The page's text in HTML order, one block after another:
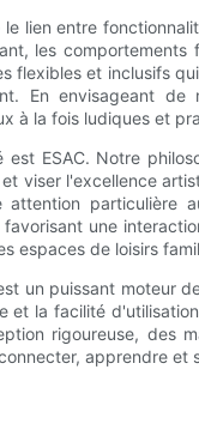
lien entre
les
flexibles et inclusifs
En envisageant de
à la fois ludiques et
ESAC. Notre
viser l'excellence
particulière
une
espaces de loisirs
un puissant moteur
et la facilité
rigoureuse, des
apprendre et